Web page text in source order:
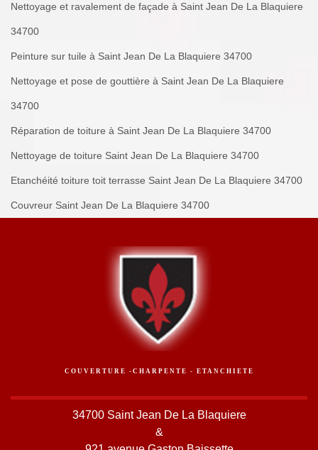
Nettoyage et ravalement de façade à Saint Jean De La Blaquiere
34700
Peinture sur tuile à Saint Jean De La Blaquiere 34700
Nettoyage et pose de gouttière à Saint Jean De La Blaquiere
34700
Réparation de toiture à Saint Jean De La Blaquiere 34700
Nettoyage de toiture Saint Jean De La Blaquiere 34700
Etanchéité toiture toit terrasse Saint Jean De La Blaquiere 34700
Couvreur Saint Jean De La Blaquiere 34700
COUVERTURE -CHARPENTE - ETANCHIETE
34700 Saint Jean De La Blaquiere
&